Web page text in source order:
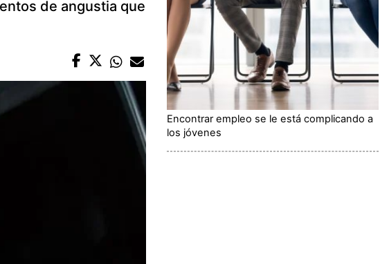
de angustia que
Encontrar empleo se le está complicando a
los jóvenes